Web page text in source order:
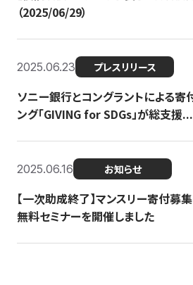
（2025/06/29）
2025.06.23 プレスリリース
ソニー銀行とコングラントによる寄
ング「GIVING for SDGs」が総支援...
2025.06.16 お知らせ
【一次助成終了】マンスリー寄付募
無料セミナーを開催しました